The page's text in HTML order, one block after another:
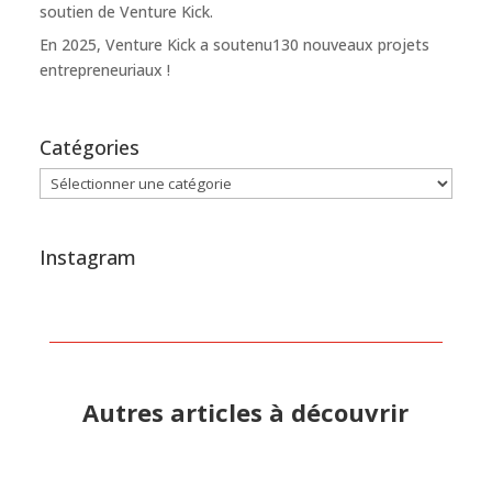
soutien de Venture Kick.
En 2025, Venture Kick a soutenu130 nouveaux projets
entrepreneuriaux !
Catégories
Catégories
Instagram
Autres articles à découvrir